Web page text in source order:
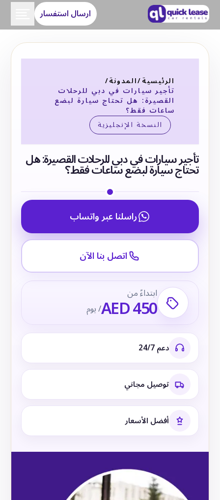
ارسال استفسار
الرئيسية/المدونة/
تأجير سيارات في دبي للرحلات
القصيرة: هل تحتاج سيارة لبضع
ساعات فقط؟
النسخة الإنجليزية
تأجير سيارات في دبي للرحلات القصيرة: هل
تحتاج سيارة لبضع ساعات فقط؟
راسلنا عبر واتساب
اتصل بنا الآن
ابتداءً من
AED 450/ يوم
دعم 24/7
توصيل مجاني
أفضل الأسعار